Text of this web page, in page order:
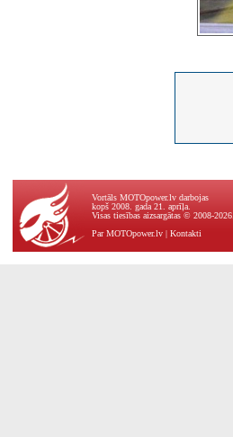
Vortāls MOTOpower.lv darbojas
kopš 2008. gada 21. aprīļa.
Visas tiesības aizsargātas © 2008-2026.
Par MOTOpower.lv | Kontakti